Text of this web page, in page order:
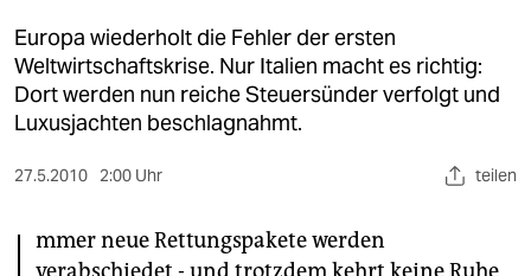
kultur
sport
berlin
wahrheit
Europa wiederholt die Fehler der ersten
Weltwirtschaftskrise. Nur Italien macht es richtig:
Dort werden nun reiche Steuersünder verfolgt und
Luxusjachten beschlagnahmt.
27.5.2010 2:00 Uhr teilen
mmer neue Rettungspakete werden